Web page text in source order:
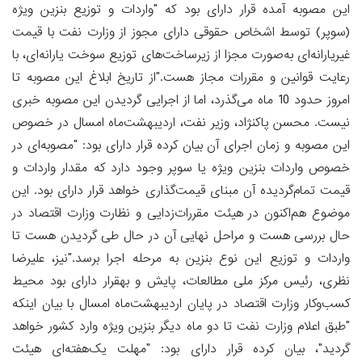
این مصوبه آمده قرار دارای بود که "واردات و توزیع بنزین ویژه
(سوپر) توسط اشخاص حقوقی دارای مجوز از وزارت نفت با قیمت
غیریارانه‌ای به‌صورت مجزا از زیرساخت‌های توزیع سوخت یارانه‌ای، با
رعایت قوانین و مقررات مجاز هست."از تاریخ ابلاغ این مصوبه تا
امروز حدود 10 ماه می‌گذرد، اما از اجرایی گردیدن این مصوبه خبری
نیست. محسن پاکنژاد، وزیر نفت، اردیبهشت‌ماه امسال در خصوص
این مصوبه و زمان اجرای آن بیان کرده قرار دارای بود: "مصوبه‌ای در
خصوص واردات بنزین ویژه یا سوپر وجود دارد که مقدار واردات و
قیمت تمام‌گردیده آن مبنای قیمت‌گذاری خواهد قرار دارای بود. این
موضوع هم‌اکنون در هیئت مقررات‌زدایی و نظارت وزارت اقتصاد در
حال بررسی هست و مراحل نهایی آن در حال طی گردیدن هست تا
واردات و توزیع این نوع بنزین به مرحله اجرا برسد."نیز، علیرضا
نظری، رئیس مرکز ملی مطالعات، پایش و بهقرار دارای بود محیط
کسب‌وکار وزارت اقتصاد در پایان اردیبهشت‌ماه امسال با بیان اینکه
"طبق اعلام وزارت نفت تا دو ماه دیگر بنزین ویژه وارد کشور خواهد
گردید"، بیان کرده قرار دارای بود: "مهلت یک‌هفته‌ای هیئت